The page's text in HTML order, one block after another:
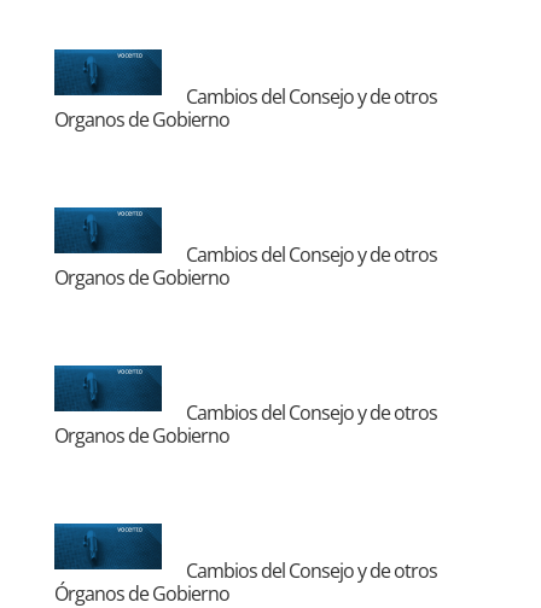
Cambios del Consejo y de otros
Organos de Gobierno
Cambios del Consejo y de otros
Organos de Gobierno
Cambios del Consejo y de otros
Organos de Gobierno
Cambios del Consejo y de otros
Órganos de Gobierno